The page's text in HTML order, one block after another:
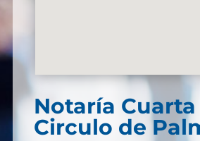
Notaría
Circulo de